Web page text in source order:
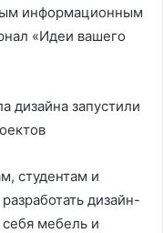
информационным
«Идеи вашего
студентам и
дизайн-
мебель и